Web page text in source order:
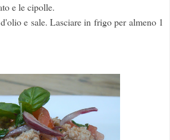
e le cipolle.
e sale. Lasciare in frigo per almeno 1